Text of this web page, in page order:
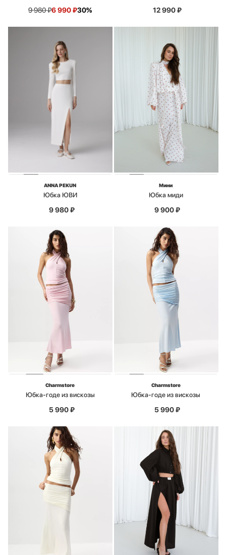
9 980₽6 990₽30% 12 990₽
ANNA PEKUN
Юбка ЮВИ
9 980₽
Мини
Юбка миди
9 900₽
Charmstore
Юбка-годе из вискозы
5 990₽
Charmstore
Юбка-годе из вискозы
5 990₽